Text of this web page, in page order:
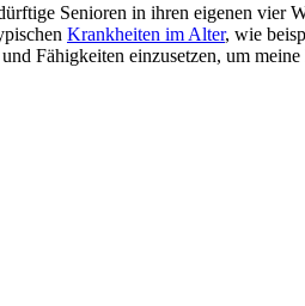
Senioren in ihren eigenen vier
Krankheiten im Alter, wie
Fähigkeiten einzusetzen, um